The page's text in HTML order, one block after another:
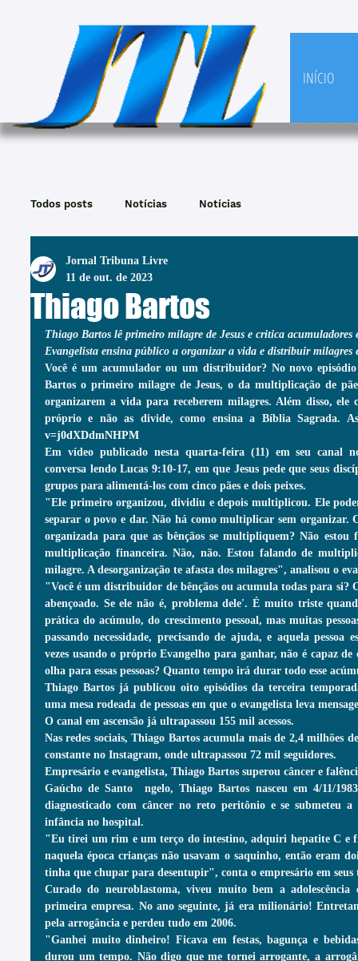
INÍCIO
Todos posts Notícias Notícias
Thiago Bartos
Jornal Tribuna Livre
11 de out. de 2023
Thiago Bartos lê primeiro milagre de Jesus e critica acumuladores
Evangelista ensina público a organizar a vida e distribuir milagres
Você é um acumulador ou um distribuidor? No novo
Bartos o primeiro milagre de Jesus, o da multiplicação de
organizarem a vida para receberem milagres. Além disso,
próprio e não as divide, como ensina a Bíblia Sagrada.
v=j0dXDdmNHPM
Em vídeo publicado nesta quarta-feira (11) em seu canal
conversa lendo Lucas 9:10-17, em que Jesus pede que seus
grupos para alimentá-los com cinco pães e dois peixes.
"Ele primeiro organizou, dividiu e depois multiplicou. Ele
separar o povo e dar. Não há como multiplicar sem organizar.
organizada para que as bênçãos se multipliquem? Não
multiplicação financeira. Não, não. Estou falando de
milagre. A desorganização te afasta dos milagres", analisou o
"Você é um distribuidor de bênçãos ou acumula todas para
abençoado. Se ele não é, problema dele'. É muito triste
prática do acúmulo, do crescimento pessoal, mas muitas
passando necessidade, precisando de ajuda, e aquela pessoa
vezes usando o próprio Evangelho para ganhar, não é capaz
olha para essas pessoas? Quanto tempo irá durar todo esse
Thiago Bartos já publicou oito episódios da terceira
uma mesa rodeada de pessoas em que o evangelista leva
O canal em ascensão já ultrapassou 155 mil acessos.
Nas redes sociais, Thiago Bartos acumula mais de 2,4 milhões
constante no Instagram, onde ultrapassou 72 mil seguidores.
Empresário e evangelista, Thiago Bartos superou câncer e
Gaúcho de Santo  ngelo, Thiago Bartos nasceu em 4/11/
diagnosticado com câncer no reto peritônio e se submeteu
infância no hospital.
"Eu tirei um rim e um terço do intestino, adquiri hepatite C e
naquela época crianças não usavam o saquinho, então eram
tinha que chupar para desentupir", conta o empresário em seus
Curado do neuroblastoma, viveu muito bem a
primeira empresa. No ano seguinte, já era milionário!
pela arrogância e perdeu tudo em 2006.
"Ganhei muito dinheiro! Ficava em festas, bagunça e
durou um tempo. Não digo que me tornei arrogante, a